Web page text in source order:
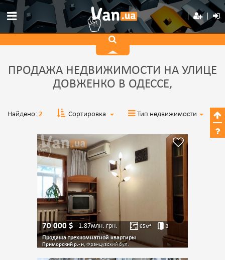
ПРОДАЖА НЕДВИЖИМОСТИ НА УЛИЦЕ
ДОВЖЕНКО В ОДЕССЕ,
Найдено: 2 Сортировка Тип недвижимости
70 000 $ 1.87млн. грн. 65м² 3
Продажа трехкомнатной квартиры
Приморский р.- н, Французский бул.